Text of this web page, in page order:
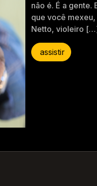
não é. É a
que você mexeu,
Netto, violeiro
assistir